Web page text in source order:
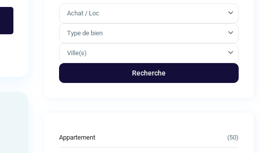
Achat / Loc
Type de bien
Ville(s)
Recherche
Appartement (50)